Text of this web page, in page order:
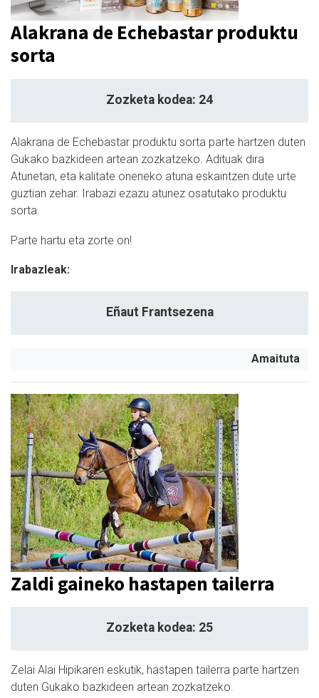
Alakrana de Echebastar produktu
sorta
Zozketa kodea: 24
Alakrana de Echebastar produktu sorta parte hartzen duten
Gukako bazkideen artean zozkatzeko. Adituak dira
Atunetan, eta kalitate oneneko atuna eskaintzen dute urte
guztian zehar. Irabazi ezazu atunez osatutako produktu
sorta.
Parte hartu eta zorte on!
Irabazleak:
Eñaut Frantsezena
Amaituta
Zaldi gaineko hastapen tailerra
Zozketa kodea: 25
Zelai Alai Hipikaren eskutik, hastapen tailerra parte hartzen
duten Gukako bazkideen artean zozkatzeko.